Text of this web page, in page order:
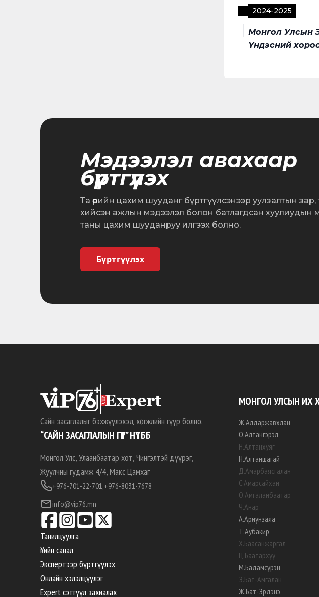
2024-2025
Монгол Улсын
Үндэсний
Мэдээлэл авахаар
бүртгүүлэх
Та өөрийн цахим шууданг бүртгүүлсэнээр уулзалтын
хийсэн ажлын мэдээлэл болон батлагдсан хуулиудын
таны цахим шууданруу илгээх болно.
Бүртгүүлэх
Сайн засаглалыг бэхжүүлэхэд хөгжлийн гүүр болно.
“САЙН ЗАСАГЛАЛЫН ГҮҮР” НҮТББ
Монгол Улс, Улаанбаатар хот, Чингэлтэй дүүрэг,
Жуулчны гудамж 4/4, Макс Цамхаг
+976-701-22-701,+976-8031-7678
info@vip76.mn
Танилцуулга
Үнийн санал
Экспертээр бүртгүүлэх
Онлайн хэлэлцүүлэг
Expert сэтгүүл захиалах
МОНГОЛ УЛСЫН ИХ
Ж.Алдаржавхлан
О.Алтангэрэл
Н.Алтанхуяг
Н.Алтаншагай
Д.Амарбаясгалан
С.Амарсайхан
О.Амгаланбаатар
Ч.Анар
А.Ариунзаяа
Т.Аубакир
Х.Баасанжаргал
Ц.Баатархүү
М.Бадамсүрэн
Э.Бат-Амгалан
Ж.Бат-Эрдэнэ